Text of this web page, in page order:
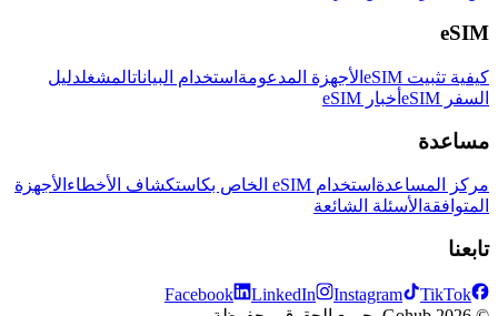
eSIM
كيفية تثبيت eSIM الأجهزة المدعومة استخدام البياناتالمشغلدليل
السفر eSIM
أخبار eSIM
مساعدة
مركز المساعدة استخدام eSIM الخاص بك استكشاف الأخطاء الأجهزة
المتوافقة الأسئلة الشائعة
تابعنا
Facebook LinkedIn Instagram
TikTok